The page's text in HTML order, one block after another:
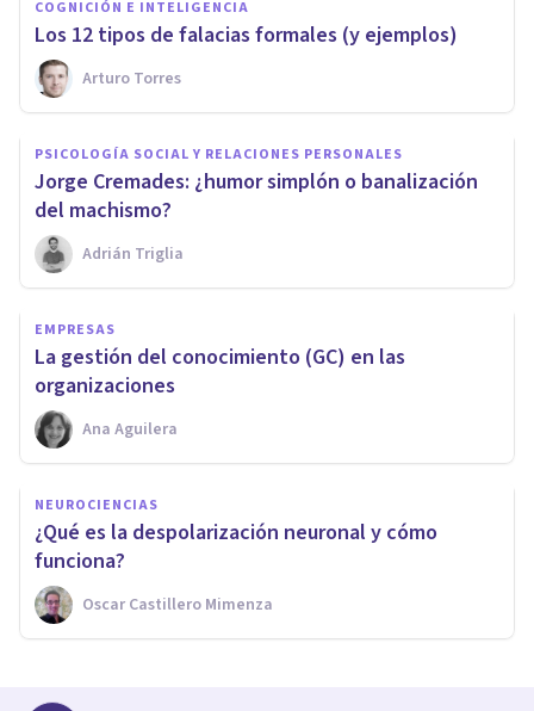
COGNICIÓN E INTELIGENCIA
Los 12 tipos de falacias formales (y ejemplos)
Arturo Torres
PSICOLOGÍA SOCIAL Y RELACIONES PERSONALES
Jorge Cremades: ¿humor simplón o banalización
del machismo?
Adrián Triglia
EMPRESAS
​La gestión del conocimiento (GC) en las
organizaciones
Ana Aguilera
NEUROCIENCIAS
¿Qué es la despolarización neuronal y cómo
funciona?
Oscar Castillero Mimenza